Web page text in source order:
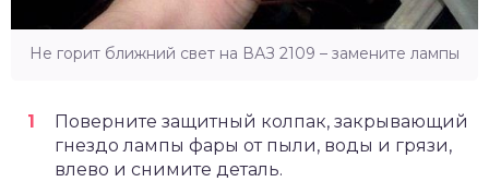
Не горит ближний свет на ВАЗ 2109 – замените лампы
Поверните защитный колпак, закрывающий
гнездо лампы фары от пыли, воды и грязи,
влево и снимите деталь.